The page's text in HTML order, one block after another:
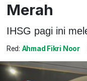
Merah
IHSG pagi ini
Red: Ahmad Fikri Noor